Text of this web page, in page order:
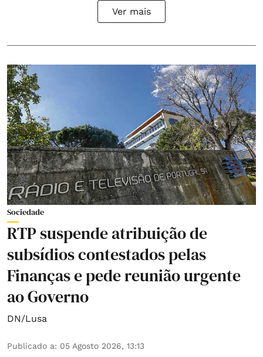
Ver mais
Sociedade
RTP suspende atribuição de
subsídios contestados pelas
Finanças e pede reunião urgente
ao Governo
DN/Lusa
Publicado a: 05 Agosto 2026, 13:13